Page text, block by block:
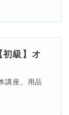
級】オ
講座。用品